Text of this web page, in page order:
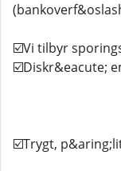
☑️Vi tilbyr
☑️Diskr&eacute;
☑️Trygt,